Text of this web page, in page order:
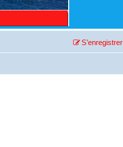
S’enregistrer